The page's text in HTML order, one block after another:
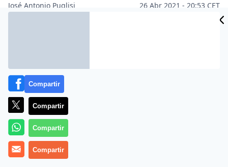
José Antonio Puglisi
26 Abr 2021 - 20:53 CET
Compartir
Compartir
Compartir
Compartir